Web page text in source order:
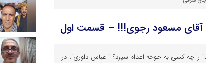
آقای مسعود رجوی!!! – قسمت اول
را چه کسی به جوخه اعدام سپرد؟ ” عباس داوری”، در